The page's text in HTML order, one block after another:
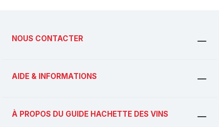
NOUS CONTACTER
AIDE & INFORMATIONS
À PROPOS DU GUIDE HACHETTE DES VINS